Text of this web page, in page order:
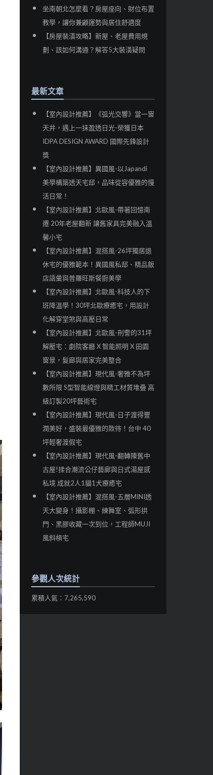
坐南朝北怎麼看？房屋座向、財位布置
教學，讓你兼顧運勢與居住舒適度
【房屋裝潢攻略】新屋、老屋費用規
劃、該如何溝通？解答5大裝潢疑問
最新文章
【室內設計推薦】《弧光交響》當一窗
天井，遇上一抹盈透日光-榮獲日本
IDPA DESIGN AWARD 國際先鋒設計
獎
【室內設計推薦】異國風-以Japandi
美學構築透天宅邸，品味從容優雅的慢
活日常！
【室內設計推薦】北歐風-帶著回憶南
遷 20年老屋翻新 讓舊家具完美融入溫
馨小宅
【室內設計推薦】混搭風-26坪獨居退
休宅的優雅範本！異國風私邸、精品飯
店語彙與普羅旺斯餐廚美學
【室內設計推薦】北歐風-科技人的下
班降溫學！30坪北歐療癒宅，用設計
化解穿堂煞與高壓日常
【室內設計推薦】北歐風-刑警的31坪
解壓宅：劇院客廳 X 智能照明 X 田園
窗景，髮廊與居家完美整合
【室內設計推薦】現代風-奢雅不為坪
數所限 S型智能線燈與精工材質堆疊 高
級訂製20坪藝術宅
【室內設計推薦】現代風-日子渡得豐
潤美好，盛裝最優雅的款待！台中 40
坪輕奢渡假宅
【室內設計推薦】現代風-翻轉陳舊中
古屋!揉合潮流公仔藝廊與日式湯屋感
私境 成就2人1貓1犬療癒宅
【室內設計推薦】混搭風-五層MINI透
天大變身！攝影棚、練舞室、弧形拱
門、黑膠收藏一次到位，工程師MUJI
風斜槓宅
參觀人次統計
累積人氣：7,265,590